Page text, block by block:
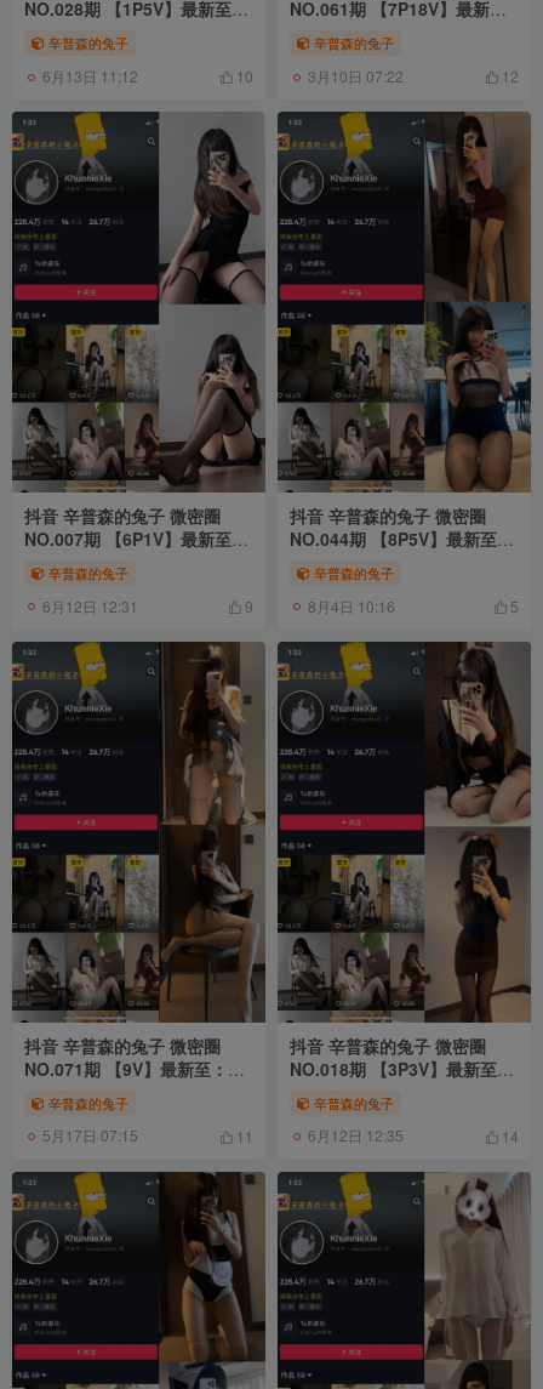
NO.028期 【1P5V】最新至：
2023.7.25
辛普森的兔子
6月13日 11:12 10
NO.061期 【7P18V】最新
至：2024.9.25
辛普森的兔子
3月10日 07:22 12
抖音 辛普森的兔子 微密圈
NO.007期 【6P1V】最新至：
2023.5.21
辛普森的兔子
6月12日 12:31 9
抖音 辛普森的兔子 微密圈
NO.044期 【8P5V】最新至：
2023.9.14
辛普森的兔子
8月4日 10:16 5
抖音 辛普森的兔子 微密圈
NO.071期 【9V】最新至：
2025.2.13
辛普森的兔子
5月17日 07:15 11
抖音 辛普森的兔子 微密圈
NO.018期 【3P3V】最新至：
2023.6.22
辛普森的兔子
6月12日 12:35 14